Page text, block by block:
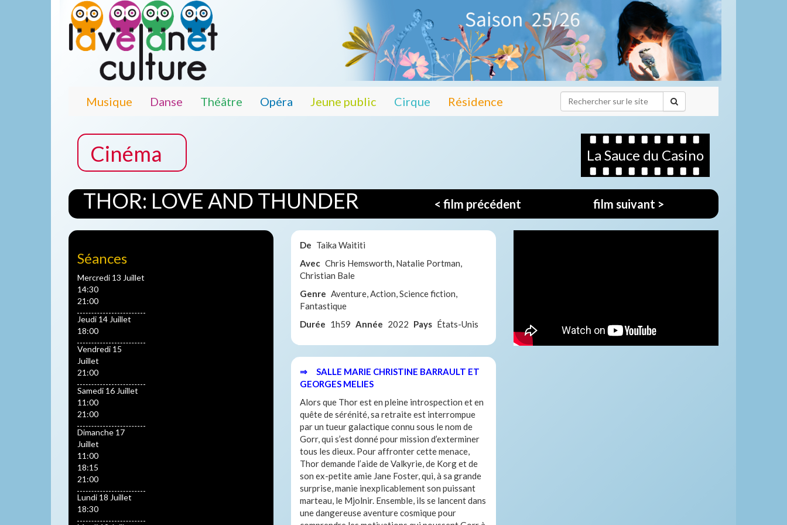
Musique Danse Théâtre Opéra Jeune public Cirque Résidence
Cinéma La Sauce du Casino
THOR: LOVE AND THUNDER < film précédent film suivant >
Séances
Mercredi 13 Juillet
14:30
21:00
Jeudi 14 Juillet
18:00
Vendredi 15
Juillet
21:00
Samedi 16 Juillet
11:00
21:00
Dimanche 17
Juillet
11:00
18:15
21:00
Lundi 18 Juillet
18:30
De Taika Waititi
Avec Chris Hemsworth, Natalie Portman,
Christian Bale
Genre Aventure, Action, Science fiction,
Fantastique
Durée 1h59 Année 2022 Pays États-Unis
⇒ SALLE MARIE CHRISTINE BARRAULT ET
GEORGES MELIES
Alors que Thor est en pleine introspection et en
quête de sérénité, sa retraite est interrompue
par un tueur galactique connu sous le nom de
Gorr, qui s’est donné pour mission d’exterminer
tous les dieux. Pour affronter cette menace,
Thor demande l’aide de Valkyrie, de Korg et de
son ex-petite amie Jane Foster, qui, à sa grande
surprise, manie inexplicablement son puissant
marteau, le Mjolnir. Ensemble, ils se lancent dans
une dangereuse aventure cosmique pour